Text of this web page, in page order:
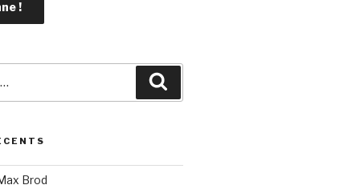
Brod